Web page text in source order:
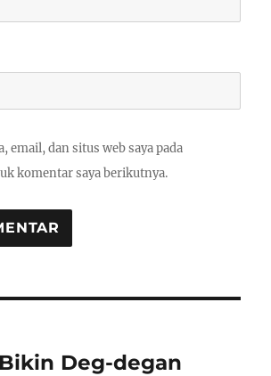
email, dan situs web saya pada
komentar saya berikutnya.
Deg-degan